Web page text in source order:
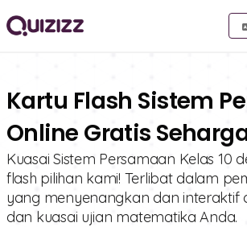
Kartu Flash Sistem
Online Gratis
Kuasai Sistem Persamaan Kelas 10
flash pilihan kami! Terlibat dalam
yang menyenangkan dan interaktif
dan kuasai ujian matematika Anda.